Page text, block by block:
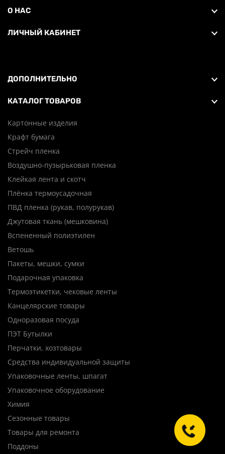
О НАС
ЛИЧНЫЙ КАБИНЕТ
ДОПОЛНИТЕЛЬНО
КАТАЛОГ ТОВАРОВ
Картонные изделия
Крафт бумага
Стрейч пленка
Воздушно-пузырьковая пленка
Клейкая лента и скотч
Плёнка термоусадочная
ПВД пленка (рукав, полурукав)
Джутовая ткань (мешковина)
Вспененный полиэтилен
Ветошь
Пакеты, мешки, сумки
Подарочная упаковка
Термоэтикетки, чековые ленты
Канцелярские товары
Одноразовая посуда
ПЭТ Бутылки
Перчатки, хозтовары
Средства индивидуальной защиты
Упаковочные ленты, шпагат
Упаковочное оборудование
Химия
Сезонные товары
Товары для ремонта
Поддоны